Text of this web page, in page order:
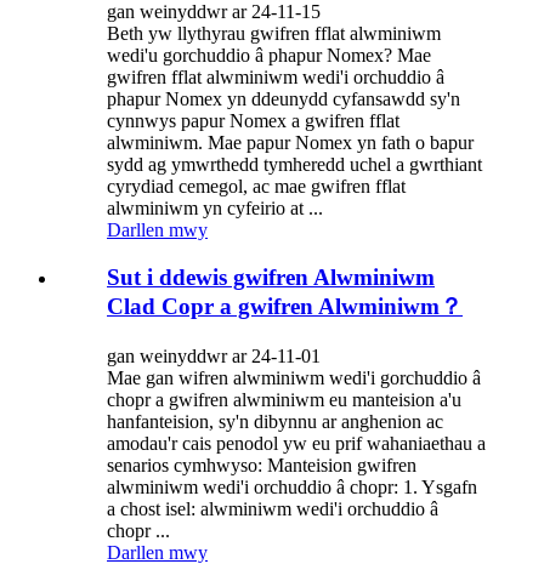
gan weinyddwr ar 24-11-15
Beth yw llythyrau gwifren fflat alwminiwm
wedi'u gorchuddio â phapur Nomex? Mae
gwifren fflat alwminiwm wedi'i orchuddio â
phapur Nomex yn ddeunydd cyfansawdd sy'n
cynnwys papur Nomex a gwifren fflat
alwminiwm. Mae papur Nomex yn fath o bapur
sydd ag ymwrthedd tymheredd uchel a gwrthiant
cyrydiad cemegol, ac mae gwifren fflat
alwminiwm yn cyfeirio at ...
Darllen mwy
Sut i ddewis gwifren Alwminiwm
Clad Copr a gwifren Alwminiwm？
gan weinyddwr ar 24-11-01
Mae gan wifren alwminiwm wedi'i gorchuddio â
chopr a gwifren alwminiwm eu manteision a'u
hanfanteision, sy'n dibynnu ar anghenion ac
amodau'r cais penodol yw eu prif wahaniaethau a
senarios cymhwyso: Manteision gwifren
alwminiwm wedi'i orchuddio â chopr: 1. Ysgafn
a chost isel: alwminiwm wedi'i orchuddio â
chopr ...
Darllen mwy